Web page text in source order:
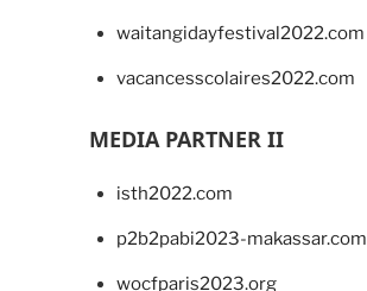
waitangidayfestival2022.com
vacancesscolaires2022.com
MEDIA PARTNER II
isth2022.com
p2b2pabi2023-makassar.com
wocfparis2023.org